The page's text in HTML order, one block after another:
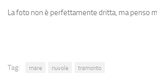
La foto non è perfettamente dritta, ma penso
Tag: mare nuvole tramonto